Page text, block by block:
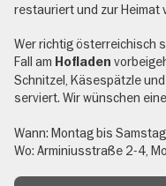
restauriert und zur Heimat
Wer richtig österreichisch
Fall am Hofladen
Schnitzel, Käsespätzle
serviert. Wir wünschen
Wann: Montag bis
Wo: Arminiusstraße 2-4,